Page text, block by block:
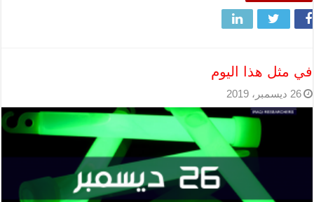
في مثل هذا اليوم
26 ديسمبر، 2019